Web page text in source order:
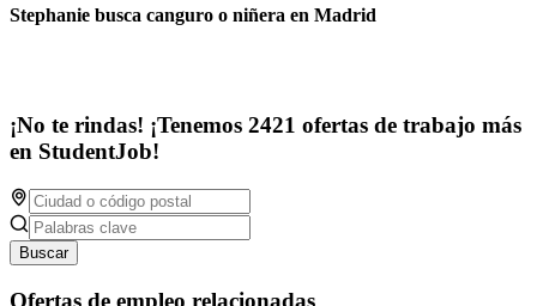
Stephanie busca canguro o niñera en Madrid
¡No te rindas! ¡Tenemos 2421 ofertas de trabajo más
en StudentJob!
Buscar
Ofertas de empleo relacionadas